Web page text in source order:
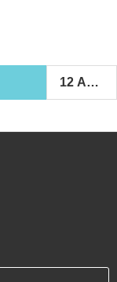
12 АВГУСТА 2020